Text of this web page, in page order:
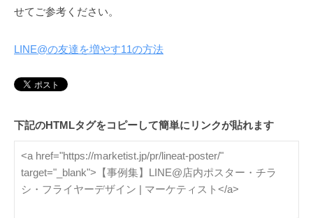
せてご参考ください。
LINE@の友達を増やす11の方法
下記のHTMLタグをコピーして簡単にリンクが貼れます